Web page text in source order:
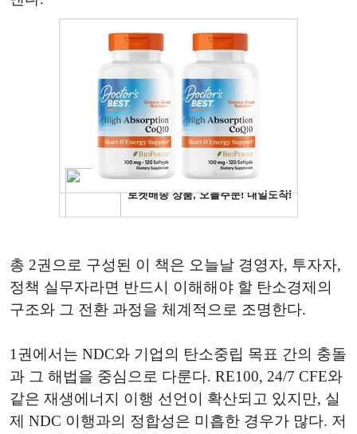
총 2권으로 구성된 이 책은 오늘날 경영자, 투자자,
정책 실무자라면 반드시 이해해야 할 탄소경제의
구조와 그 전환 과정을 체계적으로 조명한다.
1권에서는 NDC와 기업의 탄소중립 목표 간의 충돌
과 그 해법을 중심으로 다룬다. RE100, 24/7 CFE와
같은 재생에너지 이행 선언이 확산되고 있지만, 실
제 NDC 이행과의 정합성은 미흡한 경우가 많다. 저